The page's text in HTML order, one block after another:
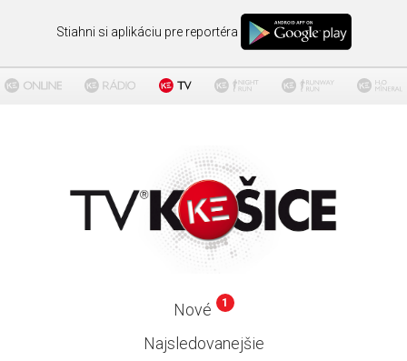
Stiahni si aplikáciu pre reportéra
Nové 1
Najsledovanejšie